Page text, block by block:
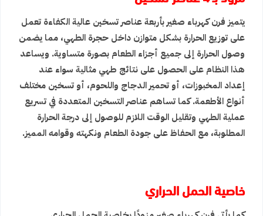
يتميز فرن كهرباء صغير بأربعة عناصر تسخين عالية الكفاءة تعمل
على توزيع الحرارة بشكل متوازن داخل حجرة الطهي، مما يضمن
وصول الحرارة إلى جميع أجزاء الطعام بصورة متساوية. ويساعد
هذا النظام على الحصول على نتائج طهي مثالية سواء عند
إعداد المخبوزات، أو تحمير الدجاج واللحوم، أو تسخين مختلف
أنواع الأطعمة. كما تساهم عناصر التسخين المتعددة في تسريع
عملية الطهي وتقليل الوقت اللازم للوصول إلى درجة الحرارة
المطلوبة، مع الحفاظ على جودة الطعام ونكهته وقوامه المميز.
خاصية الحمل الحراري